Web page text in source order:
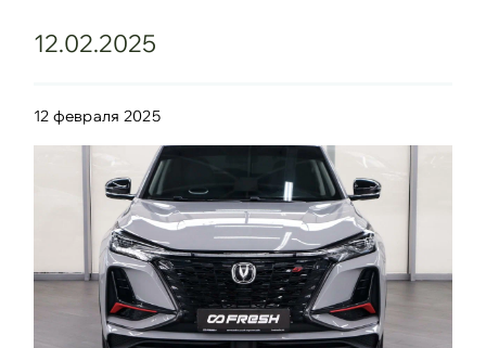
12.02.2025
12 февраля 2025